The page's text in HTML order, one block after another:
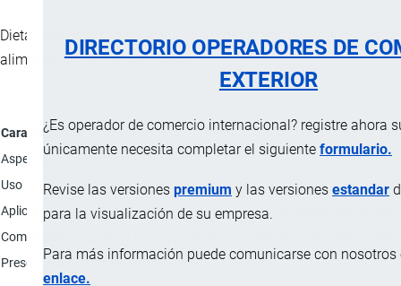
DIRECTORIO OPERADORES DE
EXTERIOR
¿Es operador de comercio internacional? registre ahora
únicamente necesita completar el siguiente formulario.
Revise las versiones premium y las versiones estandar
para la visualización de su empresa.
Para más información puede comunicarse con nosotros
enlace.
Dieta nutricional enriquecida con probióticos, destinado para la
alimentación de los camarones.
Característica
Aspecto
Forma de hojuelas.
Uso
Se puede aplicar directamente al estanque o junto con
Aplicación
Dieta nutricional enriquecida con probióticos,
Composición
Presentación
Cubeta de 5 Kg.